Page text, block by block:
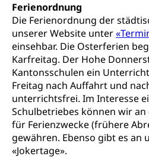
Ferienordnung
Die Ferienordnung der
unserer Website unter
einsehbar. Die Osterferien
Karfreitag. Der Hohe
Kantonsschulen ein
Freitag nach Auffahrt und
unterrichtsfrei. Im Interesse
Schulbetriebes können wir an
für Ferienzwecke (frühere
gewähren. Ebenso gibt es an
«Jokertage».
Altersrente, Invalidenrente,
Sozialversicherung,
Pensionskasse, erste Säule,
Säule, Hilflosenentschädigung,
Ergänzungsleistungen,
Todesfallversicherung
AHV-
AHV-Beiträge
Behinderung
Körperbehinderung,
geistige Behinderung,
Erwerbsunfähigkeit,